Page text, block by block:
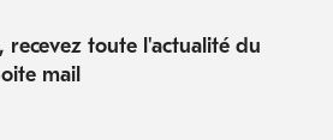
recevez toute l'actualité du
mail